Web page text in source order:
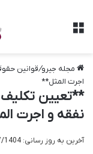
مجله جیرو/قوانین
اجرت المثل**
**تعیین
نفقه و اجرت
آخرین به روز رسانی: 27/07/1404